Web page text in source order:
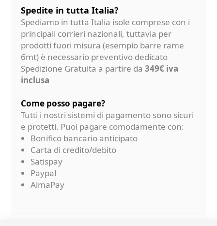
Spedite in tutta Italia?
Spediamo in tutta Italia isole comprese con i
principali corrieri nazionali, tuttavia per
prodotti fuori misura (esempio barre rame
6mt) è necessario preventivo dedicato
Spedizione Gratuita a partire da 349€ iva
inclusa
Come posso pagare?
Tutti i nostri sistemi di pagamento sono sicuri
e protetti. Puoi pagare comodamente con:
Bonifico bancario anticipato
Carta di credito/debito
Satispay
Paypal
AlmaPay